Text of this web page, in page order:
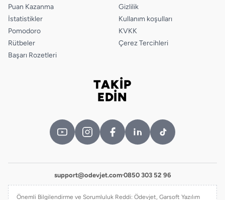
Puan Kazanma
İstatistikler
Pomodoro
Rütbeler
Başarı Rozetleri
Gizlilik
Kullanım koşulları
KVKK
Çerez Tercihleri
TAKİP
EDİN
support@odevjet.com·0850 303 52 96
Önemli Bilgilendirme ve Sorumluluk Reddi: Ödevjet, Garsoft Yazılım